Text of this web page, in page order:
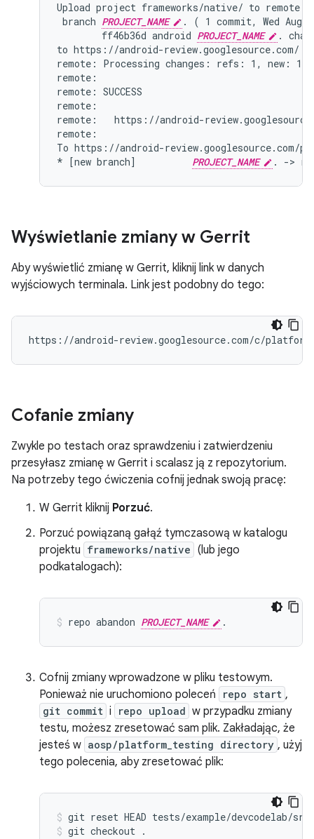
Upload project frameworks/native/ to remote
branch PROJECT_NAME
. ( 1 commit, Wed Aug
        ff46b36d android
PROJECT_NAME
.
to https://android-review.googlesource.com/
remote: Processing changes: refs: 1, new: 1,
remote:
remote: SUCCESS
remote:
remote:   https://android-
remote:
To https://android-review.googlesource.com/
* [new branch] PROJECT_NAME
Wyświetlanie zmiany w Gerrit
Aby wyświetlić zmianę w Gerrit, kliknij link w danych
wyjściowych terminala. Link jest podobny do tego:
Cofanie zmiany
Zwykle po testach oraz sprawdzeniu i zatwierdzeniu
przesyłasz zmianę w Gerrit i scalasz ją z repozytorium.
Na potrzeby tego ćwiczenia cofnij jednak swoją pracę:
W Gerrit kliknij Porzuć.
Porzuć powiązaną gałąź tymczasową w katalogu
projektu frameworks/native (lub jego
podkatalogach):
repo abandon PROJECT_NAME .
Cofnij zmiany wprowadzone w pliku testowym.
Ponieważ nie uruchomiono poleceń
repo start ,
git commit i repo upload w przypadku zmiany
testu, możesz zresetować sam plik. Zakładając, że
jesteś w aosp/platform_testing directory , użyj
tego polecenia, aby zresetować plik:
git reset HEAD tests/example/devcodelab/
git checkout .